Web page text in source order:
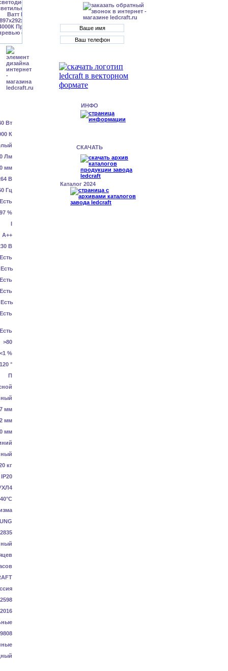
Вт
К
Лм
мм
В
Гц
%
I
А++
В
Есть
Есть
>80
%
°
П
мм
мм
мм
кг
IP20
2835
ИНФО
СКАЧАТЬ
Каталог 2024